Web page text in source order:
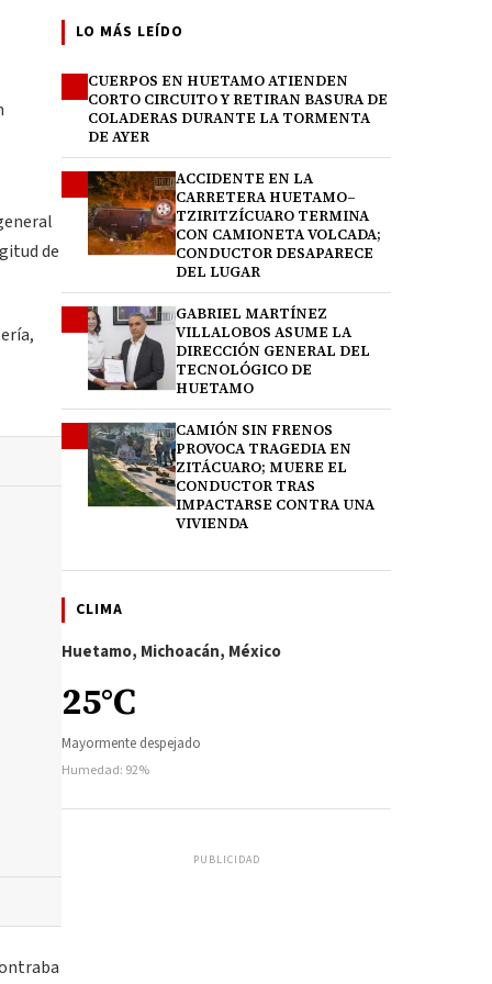
de
LO MÁS LEÍDO
CUERPOS EN HUETAMO ATIENDEN
CORTO CIRCUITO Y RETIRAN BASURA DE
COLADERAS DURANTE LA TORMENTA
DE AYER
ACCIDENTE EN LA
CARRETERA HUETAMO–
TZIRITZÍCUARO TERMINA
CON CAMIONETA VOLCADA;
CONDUCTOR DESAPARECE
DEL LUGAR
GABRIEL MARTÍNEZ
VILLALOBOS ASUME LA
DIRECCIÓN GENERAL DEL
TECNOLÓGICO DE
HUETAMO
CAMIÓN SIN FRENOS
PROVOCA TRAGEDIA EN
ZITÁCUARO; MUERE EL
CONDUCTOR TRAS
IMPACTARSE CONTRA UNA
VIVIENDA
CLIMA
Huetamo, Michoacán, México
25°C
Mayormente despejado
Humedad: 92%
PUBLICIDAD